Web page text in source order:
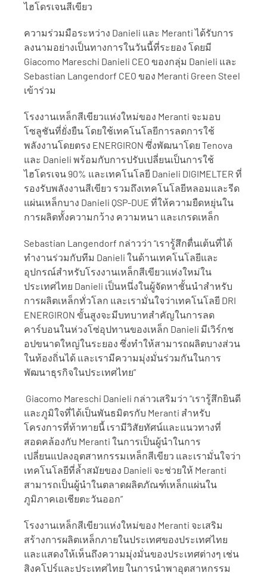
ไฮโดรเจนสีเขียว
ความร่วมมือระหว่าง Danieli และ Meranti ได้รับการ
ลงนามอย่างเป็นทางการในวันนี้ที่ระยอง โดยมี
Giacomo Mareschi Danieli CEO ของกลุ่ม Danieli และ
Sebastian Langendorf CEO ของ Meranti Green Steel
เข้าร่วม
โรงงานเหล็กสีเขียวแห่งใหม่ของ Meranti จะมอบ
โซลูชันที่ยั่งยืน โดยใช้เทคโนโลยีการลดการใช้
พลังงานโดยตรง ENERGIRON ซึ่งพัฒนาโดย Tenova
และ Danieli พร้อมกับการปรับเปลี่ยนเป็นการใช้
ไฮโดรเจน 90% และเทคโนโลยี Danieli DIGIMELTER ที่
รองรับพลังงานสีเขียว รวมถึงเทคโนโลยีหลอมและรีด
แผ่นเหล็กบาง Danieli QSP-DUE ที่ให้ความยืดหยุ่นใน
การผลิตทั้งความกว้าง ความหนา และเกรดเหล็ก
Sebastian Langendorf กล่าวว่า “เรารู้สึกตื่นเต้นที่ได้
ทำงานร่วมกับทีม Danieli ในด้านเทคโนโลยีและ
อุปกรณ์สำหรับโรงงานเหล็กสีเขียวแห่งใหม่ใน
ประเทศไทย Danieli เป็นหนึ่งในผู้จัดหาชั้นนำสำหรับ
การผลิตเหล็กทั่วโลก และเรามั่นใจว่าเทคโนโลยี DRI
ENERGIRON ขั้นสูงจะมีบทบาทสำคัญในการลด
คาร์บอนในห่วงโซ่อุปทานของเหล็ก Danieli มีเวิร์กช
อปขนาดใหญ่ในระยอง ซึ่งทำให้สามารถผลิตบางส่วน
ในท้องถิ่นได้ และเรามีความมุ่งมั่นร่วมกันในการ
พัฒนาธุรกิจในประเทศไทย”
Giacomo Mareschi Danieli กล่าวเสริมว่า “เรารู้สึกยินดี
และภูมิใจที่ได้เป็นพันธมิตรกับ Meranti สำหรับ
โครงการที่ท้าทายนี้ เรามีวิสัยทัศน์และแนวทางที่
สอดคล้องกับ Meranti ในการเป็นผู้นำในการ
เปลี่ยนแปลงอุตสาหกรรมเหล็กสีเขียว และเรามั่นใจว่า
เทคโนโลยีที่ล้ำสมัยของ Danieli จะช่วยให้ Meranti
สามารถเป็นผู้นำในตลาดผลิตภัณฑ์เหล็กแผ่นใน
ภูมิภาคเอเชียตะวันออก”
โรงงานเหล็กสีเขียวแห่งใหม่ของ Meranti จะเสริม
สร้างการผลิตเหล็กภายในประเทศของประเทศไทย
และแสดงให้เห็นถึงความมุ่งมั่นของประเทศต่างๆ เช่น
สิงคโปร์และประเทศไทย ในการนำพาอุตสาหกรรม